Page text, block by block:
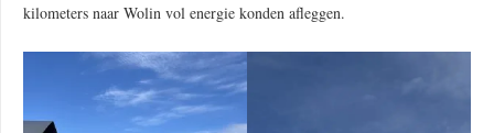
kilometers naar Wolin vol energie konden afleggen.